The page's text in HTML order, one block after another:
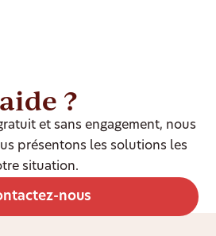
?
et sans engagement, nous
présentons les solutions les
situation.
nous